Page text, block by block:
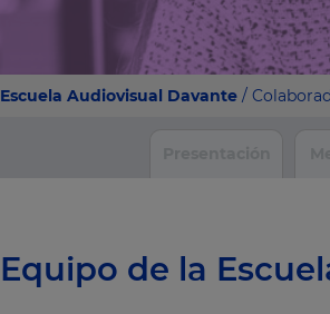
Escuela Audiovisual Davante /
Equipo de la